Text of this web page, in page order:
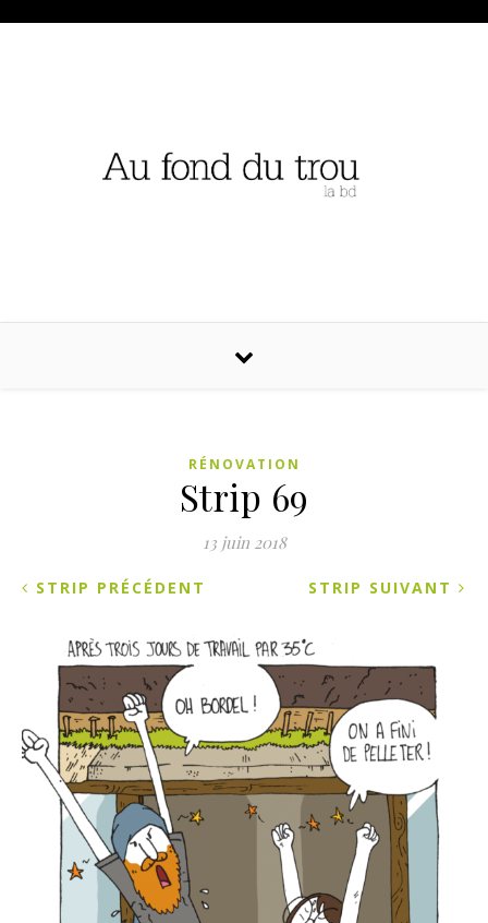
RÉNOVATION
Strip 69
13 juin 2018
STRIP SUIVANT
STRIP PRÉCÉDENT